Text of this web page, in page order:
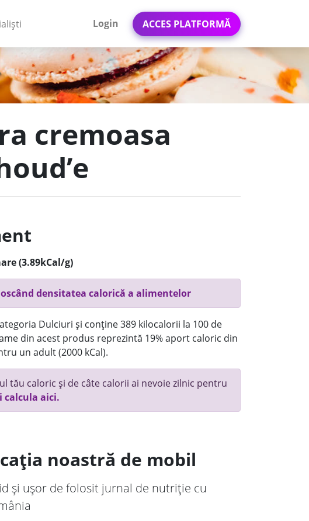
Login ACCES PLATFORMĂ
cremoasa
(3.89kCal/g)
densitatea calorică a alimentelor
Dulciuri și conține 389 kilocalorii la 100 de
din acest produs reprezintă 19% aport caloric din
un adult (2000 kCal).
tău caloric și de câte calorii ai nevoie zilnic pentru
calcula aici.
noastră de mobil
și ușor de folosit jurnal de nutriție cu